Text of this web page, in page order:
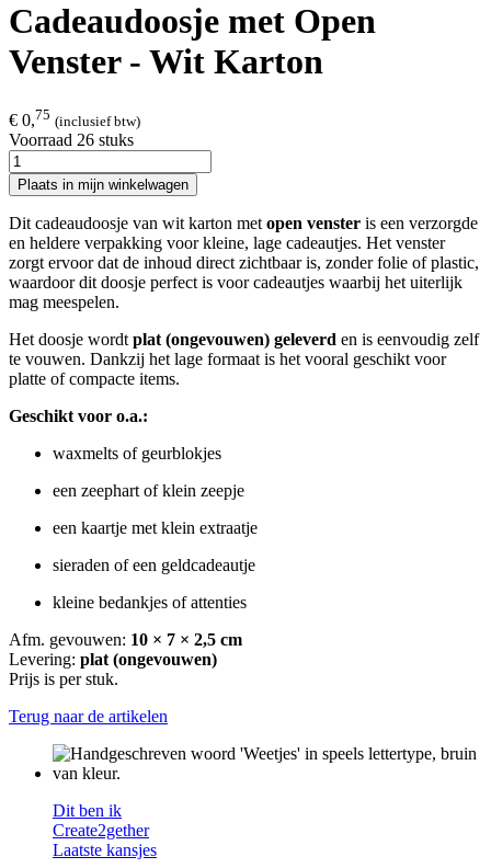
Cadeaudoosje met Open
Venster - Wit Karton
€ 0,75 (inclusief btw)
Voorraad 26 stuks
Plaats in mijn winkelwagen
Dit cadeaudoosje van wit karton met open venster is een verzorgde
en heldere verpakking voor kleine, lage cadeautjes. Het venster
zorgt ervoor dat de inhoud direct zichtbaar is, zonder folie of plastic,
waardoor dit doosje perfect is voor cadeautjes waarbij het uiterlijk
mag meespelen.
Het doosje wordt plat (ongevouwen) geleverd en is eenvoudig zelf
te vouwen. Dankzij het lage formaat is het vooral geschikt voor
platte of compacte items.
Geschikt voor o.a.:
waxmelts of geurblokjes
een zeephart of klein zeepje
een kaartje met klein extraatje
sieraden of een geldcadeautje
kleine bedankjes of attenties
Afm. gevouwen: 10 × 7 × 2,5 cm
Levering: plat (ongevouwen)
Prijs is per stuk.
Terug naar de artikelen
Dit ben ik
Create2gether
Laatste kansjes